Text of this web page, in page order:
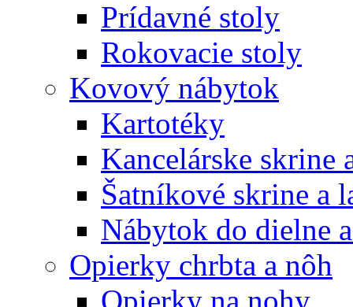
Prídavné stoly
Rokovacie stoly
Kovový nábytok
Kartotéky
Kancelárske skrine
Šatníkové skrine a
Nábytok do dielne
Opierky chrbta a nôh
Opierky na nohy